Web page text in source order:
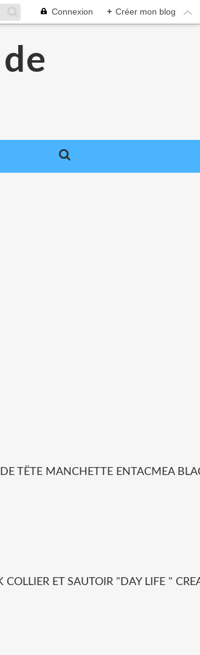
Connexion + Créer mon blog
TËTE MANCHETTE ENTACMEA
ET SAUTOIR "DAY LIFE "